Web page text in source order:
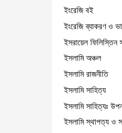
ইংরেজি বই
ইংরেজি ব্যাকরণ ও
ইসরায়েল ফিলিস্তিন
ইসলামি অঞ্চল
ইসলামি রাজনীতি
ইসলামি সাহিত্য
ইসলামি সাহিত্যঃ
ইসলামি স্থাপত্য ও